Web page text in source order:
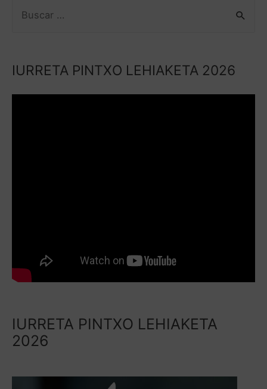
IURRETA PINTXO LEHIAKETA 2026
IURRETA PINTXO LEHIAKETA
2026